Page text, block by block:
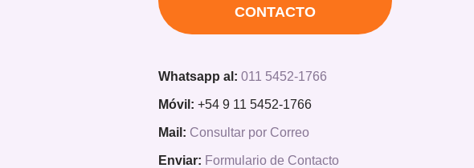
CONTACTO
Whatsapp al: 011 5452-1766
Móvil: +54 9 11 5452-1766
Mail: Consultar por Correo
Enviar: Formulario de Contacto